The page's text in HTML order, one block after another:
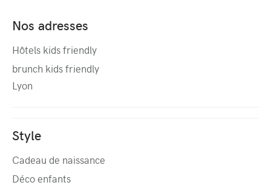
Nos adresses
Hôtels kids friendly
brunch kids friendly
Lyon
Style
Cadeau de naissance
Déco enfants